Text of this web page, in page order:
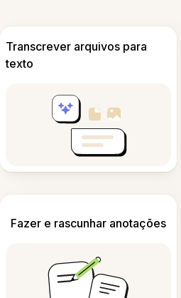
Transcrever arquivos para
texto
Fazer e rascunhar anotações